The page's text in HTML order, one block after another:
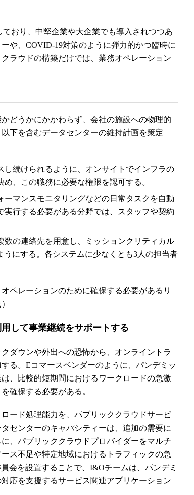
おり、中堅企業や大企業でも導入されつつあ
や、COVID-19対策のように弾力的かつ臨時に
ラウドの構築だけでは、業務オペレーション
どうかにかかわらず、会社の施設への物理的
下を含むデータセンターの維持計画を策定
し続けられるように、オンサイトでインフラの
、この職務に必要な権限を認可する。
ーマンスモニタリングなどの日常タスクを自動
行する必要がある分野では、スタッフや契約
数の連絡先を用意し、ミッションクリティカル
にする。各システムに少なくとも3人の担当者
ペレーションのために確保する必要があるリ
して事業継続をサポートする
ダウンや外出への恐怖から、オンライントラ
る。Eコマースベンダーのように、パンデミッ
、比較的短期間におけるワークロードの急激
確保する必要がある。
ード処理能力を、パブリッククラウドサービ
センターのキャパシティーは、追加の需要に
、パブリッククラウドプロバイダーをマルチ
ス不足や特定地域におけるトラフィックの急
会を設置することで、I&Oチームは、パンデミ
応を支援するサービス関連アプリケーション